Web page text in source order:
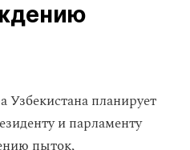
Узбекистана планирует
и парламенту